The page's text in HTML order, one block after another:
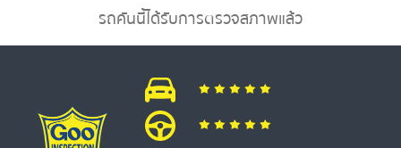
รถคันนี้ได้รับการตรวจสภาพแล้ว